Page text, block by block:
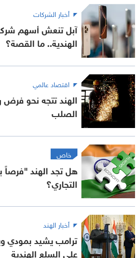
أخبار الشركات
آبل تنعش أسهم
الهندية.. ما القصة؟
اقتصاد عالمي
الهند تتجه نحو
الصلب
خاص
هل تجد الهند "فرصاً
التجاري؟
أخبار الهند
ترامب يشيد بمودي
على السلع الهندية